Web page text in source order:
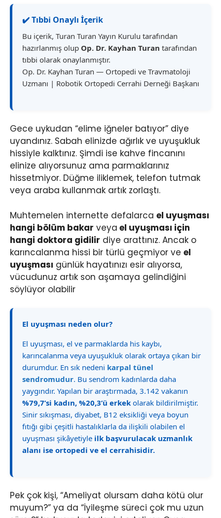
✔️ Tıbbi Onaylı İçerik
Bu içerik, Turan Turan Yayın Kurulu tarafından
hazırlanmış olup Op. Dr. Kayhan Turan tarafından
tıbbi olarak onaylanmıştır.
Op. Dr. Kayhan Turan — Ortopedi ve Travmatoloji
Uzmanı | Robotik Ortopedi Cerrahi Derneği Başkanı
Gece uykudan “elime iğneler batıyor” diye
uyandınız. Sabah elinizde ağırlık ve uyuşukluk
hissiyle kalktınız. Şimdi ise kahve fincanını
elinize alıyorsunuz ama parmaklarınız
hissetmiyor. Düğme iliklemek, telefon tutmak
veya araba kullanmak artık zorlaştı.
Muhtemelen internette defalarca el uyuşması
hangi bölüm bakar veya el uyuşması için
hangi doktora gidilir diye arattınız. Ancak o
karıncalanma hissi bir türlü geçmiyor ve el
uyuşması günlük hayatınızı esir alıyorsa,
vücudunuz artık son aşamaya gelindiğini
söylüyor olabilir
El uyuşması neden olur?
El uyuşması, el ve parmaklarda his kaybı,
karıncalanma veya uyuşukluk olarak ortaya çıkan bir
durumdur. En sık nedeni karpal tünel
sendromudur. Bu sendrom kadınlarda daha
yaygındır. Yapılan bir araştırmada, 3.142 vakanın
%79,7’si kadın, %20,3’ü erkek olarak bildirilmiştir.
Sinir sıkışması, diyabet, B12 eksikliği veya boyun
fıtığı gibi çeşitli hastalıklarla da ilişkili olabilen el
uyuşması şikâyetiyle ilk başvurulacak uzmanlık
alanı ise ortopedi ve el cerrahisidir.
Pek çok kişi, “Ameliyat olursam daha kötü olur
muyum?” ya da “İyileşme süreci çok mu uzun